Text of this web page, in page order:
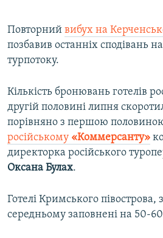
Повторний вибух на
позбавив останніх сподівань
турпотоку.
Кількість бронювань готелів
другій половині липня
порівняно з першою
російському «Коммерсанту»
директорка російського
Оксана Булах.
Готелі Кримського півострова,
середньому заповнені на 50-